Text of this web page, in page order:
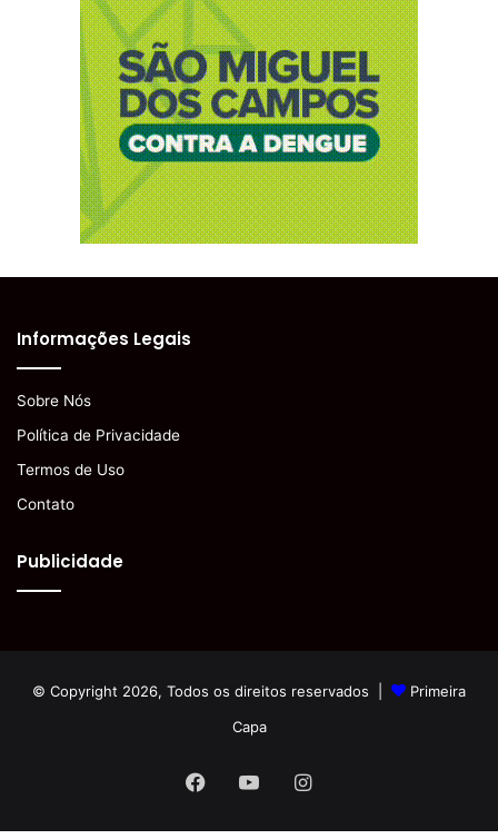
Informações Legais
Sobre Nós
Política de Privacidade
Termos de Uso
Contato
Publicidade
© Copyright 2026, Todos os direitos reservados |
Primeira
Capa
Facebook
YouTubeInstagram